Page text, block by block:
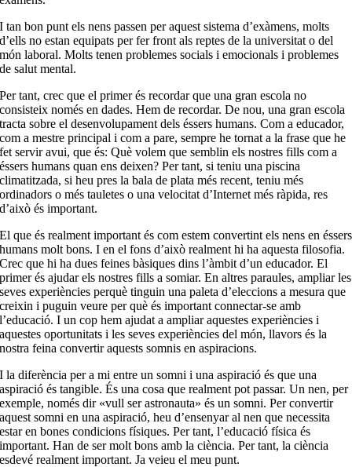
I tan bon punt els nens passen per aquest sistema d’exàmens, molts
d’ells no estan equipats per fer front als reptes de la universitat o del
món laboral. Molts tenen problemes socials i emocionals i problemes
de salut mental.
Per tant, crec que el primer és recordar que una gran escola no
consisteix només en dades. Hem de recordar. De nou, una gran escola
tracta sobre el desenvolupament dels éssers humans. Com a educador,
com a mestre principal i com a pare, sempre he tornat a la frase que he
fet servir avui, que és: Què volem que semblin els nostres fills com a
éssers humans quan ens deixen? Per tant, si teniu una piscina
climatitzada, si heu pres la bala de plata més recent, teniu més
ordinadors o més tauletes o una velocitat d’Internet més ràpida, res
d’això és important.
El que és realment important és com estem convertint els nens en éssers
humans molt bons. I en el fons d’això realment hi ha aquesta filosofia.
Crec que hi ha dues feines bàsiques dins l’àmbit d’un educador. El
primer és ajudar els nostres fills a somiar. En altres paraules, ampliar les
seves experiències perquè tinguin una paleta d’eleccions a mesura que
creixin i puguin veure per què és important connectar-se amb
l’educació. I un cop hem ajudat a ampliar aquestes experiències i
aquestes oportunitats i les seves experiències del món, llavors és la
nostra feina convertir aquests somnis en aspiracions.
I la diferència per a mi entre un somni i una aspiració és que una
aspiració és tangible. És una cosa que realment pot passar. Un nen, per
exemple, només dir «vull ser astronauta» és un somni. Per convertir
aquest somni en una aspiració, heu d’ensenyar al nen que necessita
estar en bones condicions físiques. Per tant, l’educació física és
important. Han de ser molt bons amb la ciència. Per tant, la ciència
esdevé realment important. Ja veieu el meu punt.